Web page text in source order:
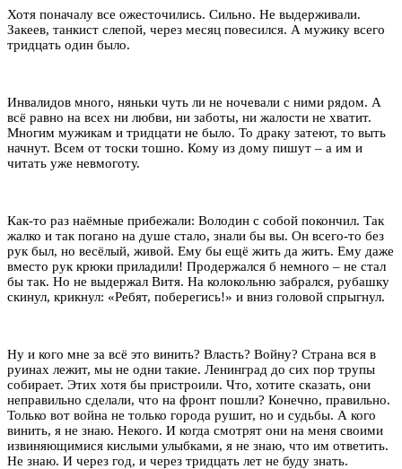
Хотя поначалу все ожесточились. Сильно. Не выдерживали.
Закеев, танкист слепой, через месяц повесился. А мужику всего
тридцать один было.
Инвалидов много, няньки чуть ли не ночевали с ними рядом. А
всё равно на всех ни любви, ни заботы, ни жалости не хватит.
Многим мужикам и тридцати не было. То драку затеют, то выть
начнут. Всем от тоски тошно. Кому из дому пишут – а им и
читать уже невмоготу.
Как-то раз наёмные прибежали: Володин с собой покончил. Так
жалко и так погано на душе стало, знали бы вы. Он всего-то без
рук был, но весёлый, живой. Ему бы ещё жить да жить. Ему даже
вместо рук крюки приладили! Продержался б немного – не стал
бы так. Но не выдержал Витя. На колокольню забрался, рубашку
скинул, крикнул: «Ребят, поберегись!» и вниз головой спрыгнул.
Ну и кого мне за всё это винить? Власть? Войну? Страна вся в
руинах лежит, мы не одни такие. Ленинград до сих пор трупы
собирает. Этих хотя бы пристроили. Что, хотите сказать, они
неправильно сделали, что на фронт пошли? Конечно, правильно.
Только вот война не только города рушит, но и судьбы. А кого
винить, я не знаю. Некого. И когда смотрят они на меня своими
извиняющимися кислыми улыбками, я не знаю, что им ответить.
Не знаю. И через год, и через тридцать лет не буду знать.